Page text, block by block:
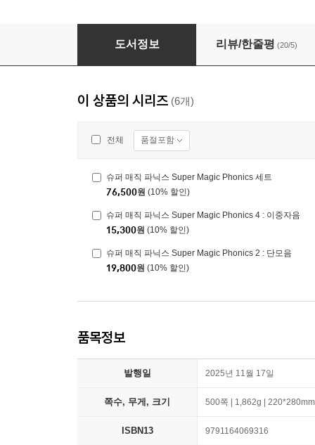
슈퍼 매직 파닉스 Super Magic Phonics 세트
도서정보 리뷰/한줄평 (20/5)
이 상품의 시리즈 (6개)
전체 품절포함
슈퍼 매직 파닉스 Super Magic Phonics 세트
76,500원 (10% 할인)
슈퍼 매직 파닉스 Super Magic Phonics 4 : 이중자음
15,300원 (10% 할인)
슈퍼 매직 파닉스 Super Magic Phonics 2 : 단모음
19,800원 (10% 할인)
품목정보
발행일 2025년 11월 17일
쪽수, 무게, 크기 500쪽 | 1,862g | 220*280mm
ISBN13 9791164069316